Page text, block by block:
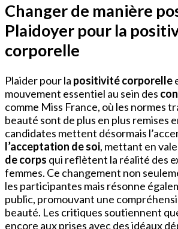
Changer de manière
Plaidoyer pour la
corporelle
Plaider pour la positivité corporelle
mouvement essentiel au sein des
comme Miss France, où les normes
beauté sont de plus en plus remises
candidates mettent désormais
l’acceptation de soi, mettant en
de corps qui reflètent la réalité des
femmes. Ce changement non
les participantes mais résonne
public, promouvant une
beauté. Les critiques soutiennent
encore aux prises avec des idéaux